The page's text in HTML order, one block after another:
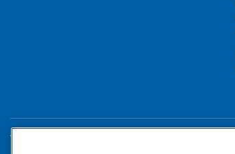
Trova negozio